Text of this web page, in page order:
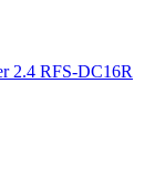
2.4 RFS-DC16R